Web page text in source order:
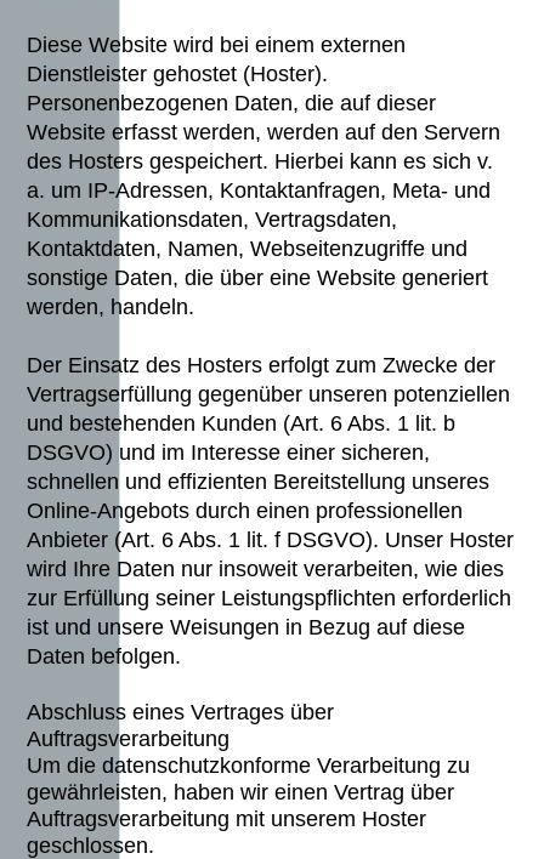
Diese Website wird bei einem externen
Dienstleister gehostet (Hoster).
Personenbezogenen Daten, die auf dieser
Website erfasst werden, werden auf den Servern
des Hosters gespeichert. Hierbei kann es sich v.
a. um IP-Adressen, Kontaktanfragen, Meta- und
Kommunikationsdaten, Vertragsdaten,
Kontaktdaten, Namen, Webseitenzugriffe und
sonstige Daten, die über eine Website generiert
werden, handeln.
Der Einsatz des Hosters erfolgt zum Zwecke der
Vertragserfüllung gegenüber unseren potenziellen
und bestehenden Kunden (Art. 6 Abs. 1 lit. b
DSGVO) und im Interesse einer sicheren,
schnellen und effizienten Bereitstellung unseres
Online-Angebots durch einen professionellen
Anbieter (Art. 6 Abs. 1 lit. f DSGVO). Unser Hoster
wird Ihre Daten nur insoweit verarbeiten, wie dies
zur Erfüllung seiner Leistungspflichten erforderlich
ist und unsere Weisungen in Bezug auf diese
Daten befolgen.
Abschluss eines Vertrages über
Auftragsverarbeitung
Um die datenschutzkonforme Verarbeitung zu
gewährleisten, haben wir einen Vertrag über
Auftragsverarbeitung mit unserem Hoster
geschlossen.